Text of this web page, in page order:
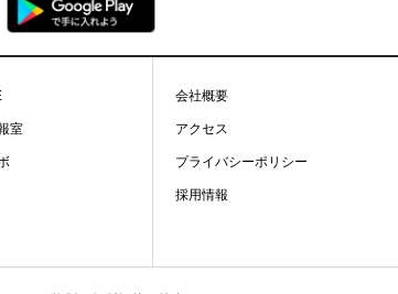
室
会社概要
アクセス
プライバシーポリシー
採用情報